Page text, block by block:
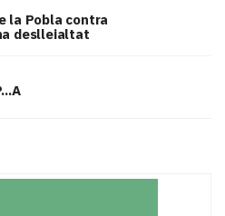
la Pobla contra
deslleialtat